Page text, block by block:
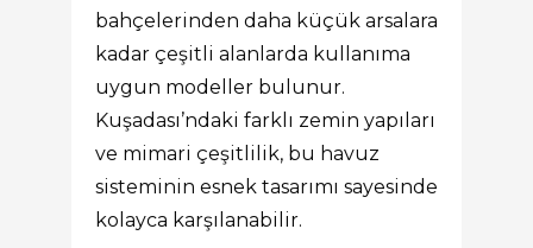
bahçelerinden daha küçük arsalara
kadar çeşitli alanlarda kullanıma
uygun modeller bulunur.
Kuşadası’ndaki farklı zemin yapıları
ve mimari çeşitlilik, bu havuz
sisteminin esnek tasarımı sayesinde
kolayca karşılanabilir.